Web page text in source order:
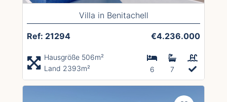
Villa in Benitachell
Ref: 21294 €4.236.000
Hausgröße 506m²
Land 2393m²
6 7